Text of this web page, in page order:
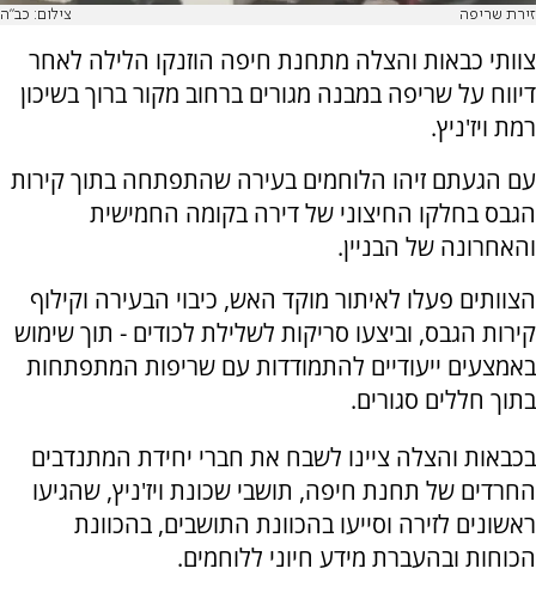
זירת שריפה צילום: כב"ה
צוותי כבאות והצלה מתחנת חיפה הוזנקו הלילה לאחר
דיווח על שריפה במבנה מגורים ברחוב מקור ברוך בשיכון
רמת ויז'ניץ.
עם הגעתם זיהו הלוחמים בעירה שהתפתחה בתוך קירות
הגבס בחלקו החיצוני של דירה בקומה החמישית
והאחרונה של הבניין.
הצוותים פעלו לאיתור מוקד האש, כיבוי הבעירה וקילוף
קירות הגבס, וביצעו סריקות לשלילת לכודים - תוך שימוש
באמצעים ייעודיים להתמודדות עם שריפות המתפתחות
בתוך חללים סגורים.
בכבאות והצלה ציינו לשבח את חברי יחידת המתנדבים
החרדים של תחנת חיפה, תושבי שכונת ויז'ניץ, שהגיעו
ראשונים לזירה וסייעו בהכוונת התושבים, בהכוונת
הכוחות ובהעברת מידע חיוני ללוחמים.